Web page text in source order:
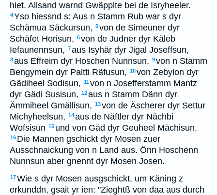
hiet. Allsand warnd Gwäpplte bei de Isryheeler.
4Yso hiessnd s: Aus n Stamm Rub war s dyr
Schämua Säckursun, 5von de Simeuner dyr
Schäfet Horisun, 6von de Judner dyr Käleb
Iefaunennsun, 7aus Isyhär dyr Jigal Joseffsun,
8aus Effreim dyr Hoschen Nunnsun, 9von n Stamm
Bengymein dyr Paltti Räfusun, 10von Zebylon dyr
Gädiheel Sodisun, 11von n Josefferstamm Mantz
dyr Gädi Susisun, 12aus n Stamm Dänn dyr
Ämmiheel Gmällisun, 13von de Äscherer dyr Settur
Michyheelsun, 14aus de Näftler dyr Nächbi
Wofsisun 15 und von Gäd dyr Geuheel Mächisun.
16 Die Mannen gschickt dyr Mosen zuer
Ausschnaickung von n Land aus. Önn Hoschenn
Nunnsun aber gnennt dyr Mosen Josen.
17Wie s dyr Mosen ausgschickt, um Käning z
erkunddn, gsait yr ien: "Zieghtß von daa aus durch